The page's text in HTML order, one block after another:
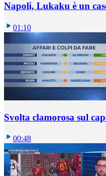
Napoli, Lukaku è un
01:10
Svolta clamorosa sul
00:48